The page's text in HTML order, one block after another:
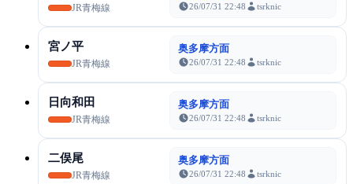
JR青梅線 26/07/31 22:48 tsrknic
宮ノ平
JR青梅線
奥多摩方面
26/07/31 22:48 tsrknic
日向和田
JR青梅線
奥多摩方面
26/07/31 22:48 tsrknic
二俣尾
JR青梅線
奥多摩方面
26/07/31 22:48 tsrknic